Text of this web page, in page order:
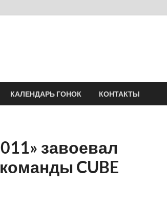
КАЛЕНДАРЬ ГОНОК КОНТАКТЫ
завоевал
CUBE